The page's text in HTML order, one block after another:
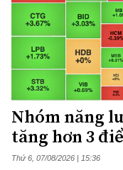
Nhóm năng
tăng hơn 3
Thứ 6, 07/08/2026 | 15:36